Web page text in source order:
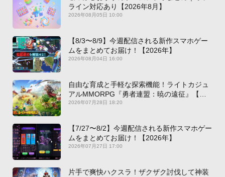
ライン対応あり【2026年8月】
2026年08月05日 10:00
【8/3〜8/9】今週配信される新作スマホゲー
ムをまとめてお届け！【2026年】
2026年08月04日 16:00
自由な育成と手軽な探索機能！ライトカジュ
アルMMORPG『勇者連盟：暁の遠征』【最
新作PICKUP】
2026年07月28日 18:20
【7/27〜8/2】今週配信される新作スマホゲー
ムをまとめてお届け！【2026年】
2026年07月27日 17:00
片手で爽快ハクスラ！ザクザク討伐して神装